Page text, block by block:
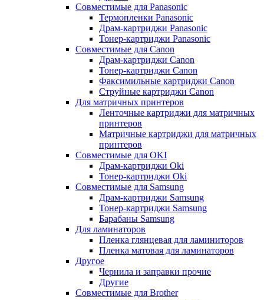
Совместимые для Panasonic
Термопленки Panasonic
Драм-картриджи Panasonic
Тонер-картриджи Panasonic
Совместимые для Canon
Драм-картриджи Canon
Тонер-картриджи Canon
Факсимильные картриджи Canon
Струйные картриджи Canon
Для матричных принтеров
Ленточные картриджи для матричных
принтеров
Матричные картриджи для матричных
принтеров
Совместимые для OKI
Драм-картриджи Oki
Тонер-картриджи Oki
Совместимые для Samsung
Драм-картриджи Samsung
Тонер-картриджи Samsung
Барабаны Samsung
Для ламинаторов
Пленка глянцевая для ламиниторов
Пленка матовая для ламинаторов
Другое
Чернила и заправки прочие
Другие
Совместимые для Brother